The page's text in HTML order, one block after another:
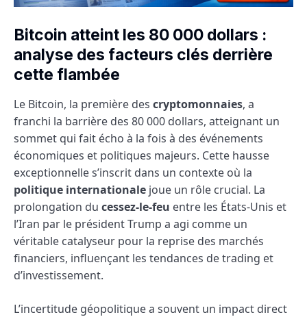
Bitcoin atteint les 80 000 dollars :
analyse des facteurs clés derrière
cette flambée
Le Bitcoin, la première des cryptomonnaies, a
franchi la barrière des 80 000 dollars, atteignant un
sommet qui fait écho à la fois à des événements
économiques et politiques majeurs. Cette hausse
exceptionnelle s’inscrit dans un contexte où la
politique internationale joue un rôle crucial. La
prolongation du cessez-le-feu entre les États-Unis et
l’Iran par le président Trump a agi comme un
véritable catalyseur pour la reprise des marchés
financiers, influençant les tendances de trading et
d’investissement.
L’incertitude géopolitique a souvent un impact direct